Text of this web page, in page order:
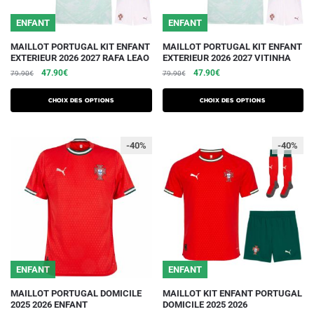
produit
produit
ENFANT
MAILLOT PORTUGAL KIT ENFANT
EXTERIEUR 2026 2027 RAFA LEAO
79.90€
Le
initial
était :
47.90€Le
actuel
est :
Choix des options
Ce
produit
a
plusieurs
variations.
options
peuvent
être
choisies
du
produit
ENFANT
MAILLOT PORTUGAL KIT ENFANT
EXTERIEUR 2026 2027 VITINHA
79.90€
Le
initial
était :
47.90€Le
actuel
est :
Choix des options
Ce
produit
a
plusieurs
variations.
peuvent
être
choisies
page
du
produit
-40%
ENFANT
MAILLOT PORTUGAL DOMICILE
2025 2026 ENFANT
Ce
produit
ENFANT
-40%
MAILLOT KIT ENFANT PORTUGAL
DOMICILE 2025 2026
Ce
produit